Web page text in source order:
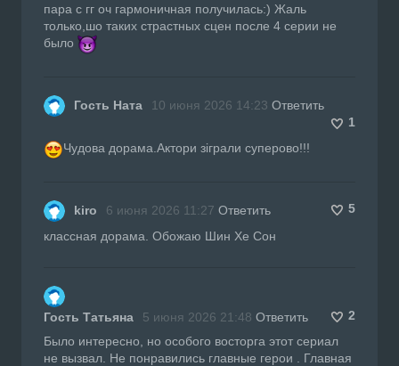
пара с гг оч гармоничная получилась:) Жаль
только,шо таких страстных сцен после 4 серии не
было
Гость Ната 10 июня 2026 14:23 Ответить
1
Чудова дорама.Актори зіграли суперово!!!
kiro 6 июня 2026 11:27 Ответить
5
классная дорама. Обожаю Шин Хе Сон
Гость Татьяна 5 июня 2026 21:48 Ответить
2
Было интересно, но особого восторга этот сериал
не вызвал. Не понравились главные герои . Главная